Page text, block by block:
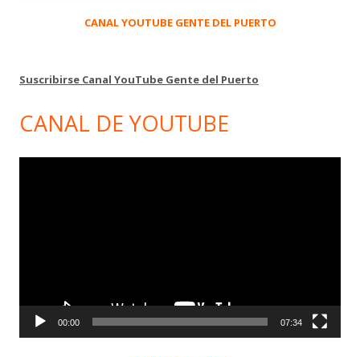
CANAL YOUTUBE GENTE DEL PUERTO
Suscribirse Canal YouTube Gente del Puerto
CANAL DE YOUTUBE
00:00 07:34